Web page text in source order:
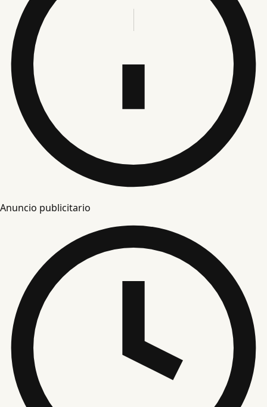
Anuncio publicitario